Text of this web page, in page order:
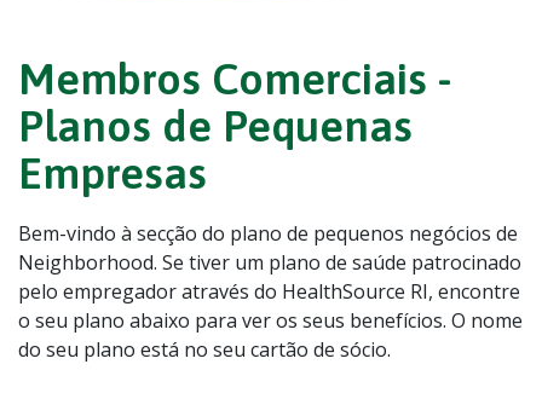
Membros Comerciais -
Planos de Pequenas
Empresas
Bem-vindo à secção do plano de pequenos negócios de
Neighborhood. Se tiver um plano de saúde patrocinado
pelo empregador através do HealthSource RI, encontre
o seu plano abaixo para ver os seus benefícios. O nome
do seu plano está no seu cartão de sócio.